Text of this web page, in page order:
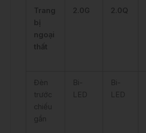
Trang
bị
ngoại
thất
2.0G 2.0Q
Đèn
trước
chiếu
gần
Bi-
LED
Bi-
LED